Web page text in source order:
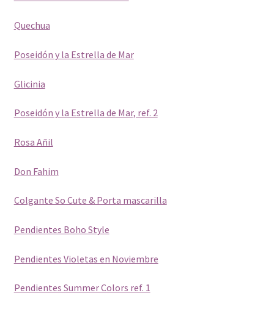
Quechua
Poseidón y la Estrella de Mar
Glicinia
Poseidón y la Estrella de Mar, ref. 2
Rosa Añil
Don Fahim
Colgante So Cute & Porta mascarilla
Pendientes Boho Style
Pendientes Violetas en Noviembre
Pendientes Summer Colors ref. 1